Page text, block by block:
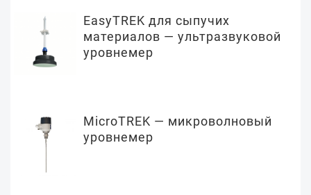
EasyTREK для сыпучих
материалов — ультразвуковой
уровнемер
MicroTREK — микроволновый
уровнемер